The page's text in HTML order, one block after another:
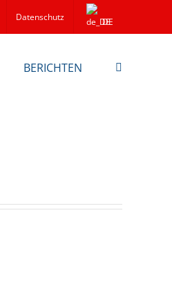
Datenschutz DE
BERICHTEN